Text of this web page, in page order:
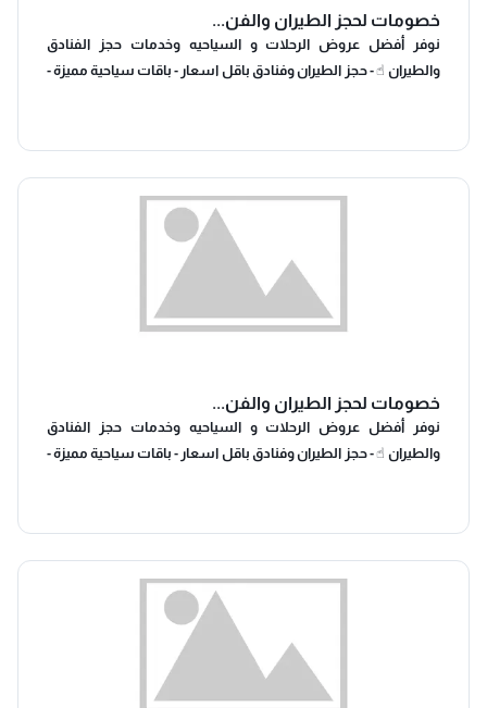
خصومات لحجز الطيران والفن...
‎نوفر أفضل عروض الرحلات و السياحيه وخدمات حجز الفنادق
والطيران ☝ ‎- حجز الطيران وفنادق باقل اسعار - باقات سياحية مميزة -
خصومات لحجز الطيران والفن...
‎نوفر أفضل عروض الرحلات و السياحيه وخدمات حجز الفنادق
والطيران ☝ ‎- حجز الطيران وفنادق باقل اسعار - باقات سياحية مميزة -